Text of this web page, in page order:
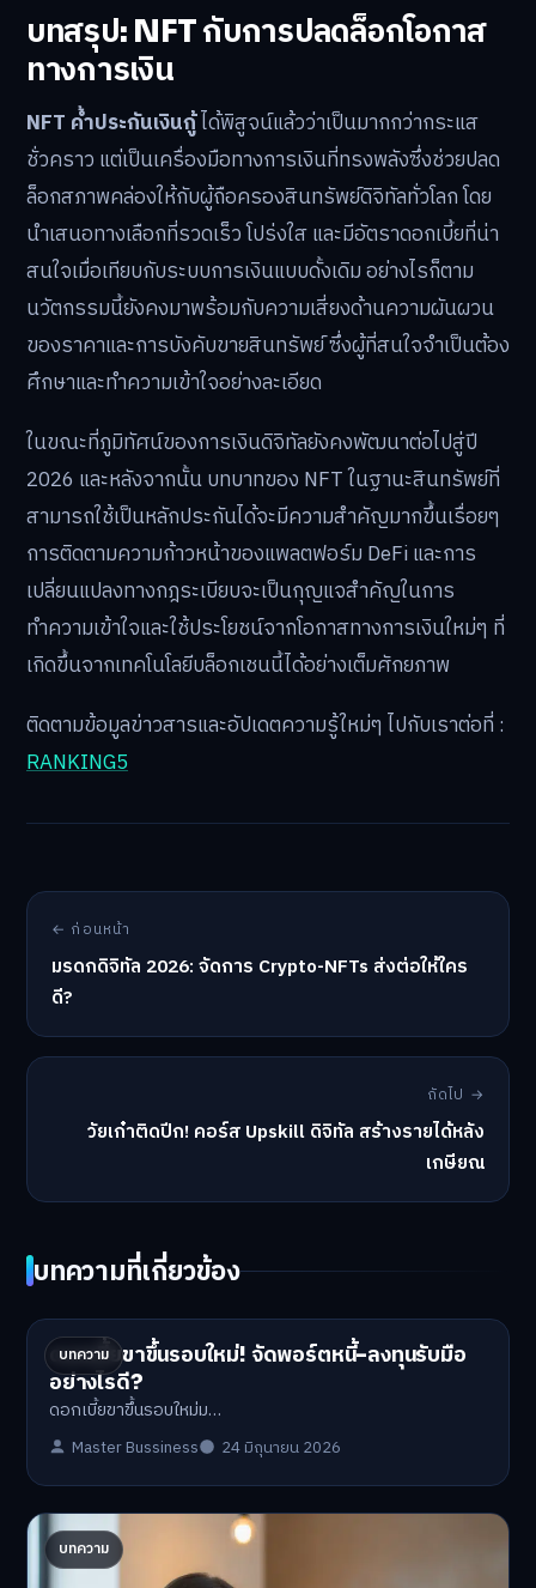
บทสรุป: NFT กับการปลดล็อกโอกาส
ทางการเงิน
NFT ค้ำประกันเงินกู้ได้พิสูจน์แล้วว่าเป็นมากกว่ากระแส
ชั่วคราว แต่เป็นเครื่องมือทางการเงินที่ทรงพลังซึ่งช่วยปลด
ล็อกสภาพคล่องให้กับผู้ถือครองสินทรัพย์ดิจิทัลทั่วโลก โดย
นำเสนอทางเลือกที่รวดเร็ว โปร่งใส และมีอัตราดอกเบี้ยที่น่า
สนใจเมื่อเทียบกับระบบการเงินแบบดั้งเดิม อย่างไรก็ตาม
นวัตกรรมนี้ยังคงมาพร้อมกับความเสี่ยงด้านความผันผวน
ของราคาและการบังคับขายสินทรัพย์ ซึ่งผู้ที่สนใจจำเป็นต้อง
ศึกษาและทำความเข้าใจอย่างละเอียด
ในขณะที่ภูมิทัศน์ของการเงินดิจิทัลยังคงพัฒนาต่อไปสู่ปี
2026 และหลังจากนั้น บทบาทของ NFT ในฐานะสินทรัพย์ที่
สามารถใช้เป็นหลักประกันได้จะมีความสำคัญมากขึ้นเรื่อยๆ
การติดตามความก้าวหน้าของแพลตฟอร์ม DeFi และการ
เปลี่ยนแปลงทางกฎระเบียบจะเป็นกุญแจสำคัญในการ
ทำความเข้าใจและใช้ประโยชน์จากโอกาสทางการเงินใหม่ๆ ที่
เกิดขึ้นจากเทคโนโลยีบล็อกเชนนี้ได้อย่างเต็มศักยภาพ
ติดตามข้อมูลข่าวสารและอัปเดตความรู้ใหม่ๆ ไปกับเราต่อที่ :
RANKING5
← ก่อนหน้า
มรดกดิจิทัล 2026: จัดการ Crypto-NFTs ส่งต่อให้ใคร
ดี?
ถัดไป →
วัยเก๋าติดปีก! คอร์ส Upskill ดิจิทัล สร้างรายได้หลัง
เกษียณ
บทความที่เกี่ยวข้อง
บทความ
ดอกเบี้ยขาขึ้นรอบใหม่! จัดพอร์ตหนี้-ลงทุนรับมือ
อย่างไรดี?
ดอกเบี้ยขาขึ้นรอบใหม่ม…
Master Bussiness 24 มิถุนายน 2026
บทความ
ปรับพอร์ตรับ ‘เงินดิจิทัล 2.0’ จัดสรรงบอย่างไรไม่
ให้พัง